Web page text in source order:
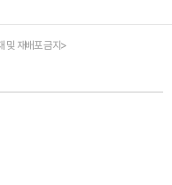
및 재배포 금지>